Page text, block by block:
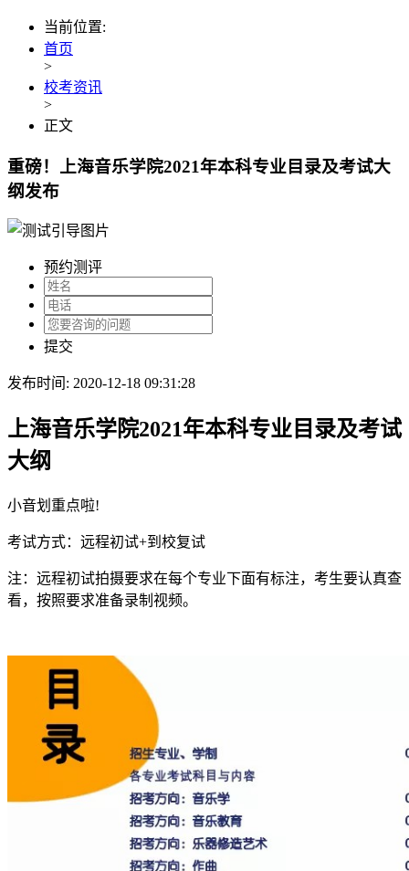
当前位置:
首页
>
校考资讯
>
正文
重磅！上海音乐学院2021年本科专业目录及考试大
纲发布
预约测评
提交
发布时间: 2020-12-18 09:31:28
上海音乐学院2021年本科专业目录及考试
大纲
小音划重点啦!
考试方式：远程初试+到校复试
注：远程初试拍摄要求在每个专业下面有标注，考生要认真查
看，按照要求准备录制视频。